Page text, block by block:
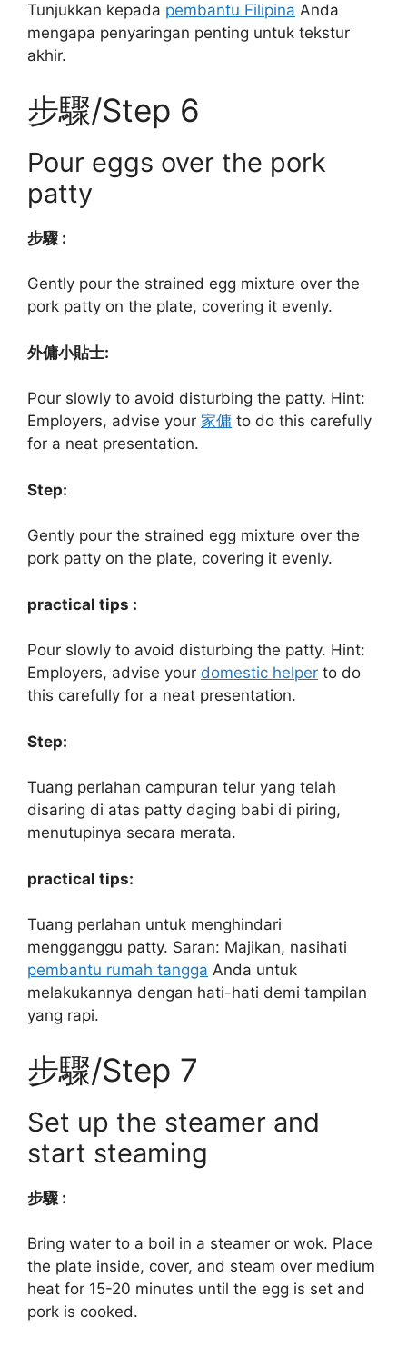
Tunjukkan kepada pembantu Filipina Anda
mengapa penyaringan penting untuk tekstur
akhir.
步驟/Step 6
Pour eggs over the pork
patty
步驟 :
Gently pour the strained egg mixture over the
pork patty on the plate, covering it evenly.
外傭小貼士:
Pour slowly to avoid disturbing the patty. Hint:
Employers, advise your 家傭 to do this carefully
for a neat presentation.
Step:
Gently pour the strained egg mixture over the
pork patty on the plate, covering it evenly.
practical tips :
Pour slowly to avoid disturbing the patty. Hint:
Employers, advise your domestic helper to do
this carefully for a neat presentation.
Step:
Tuang perlahan campuran telur yang telah
disaring di atas patty daging babi di piring,
menutupinya secara merata.
practical tips:
Tuang perlahan untuk menghindari
mengganggu patty. Saran: Majikan, nasihati
pembantu rumah tangga Anda untuk
melakukannya dengan hati-hati demi tampilan
yang rapi.
步驟/Step 7
Set up the steamer and
start steaming
步驟 :
Bring water to a boil in a steamer or wok. Place
the plate inside, cover, and steam over medium
heat for 15-20 minutes until the egg is set and
pork is cooked.